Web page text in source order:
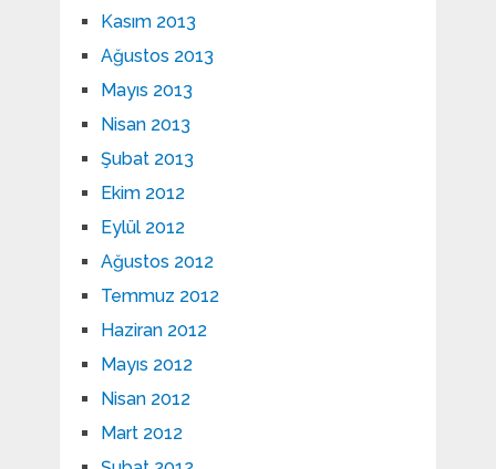
Kasım 2013
Ağustos 2013
Mayıs 2013
Nisan 2013
Şubat 2013
Ekim 2012
Eylül 2012
Ağustos 2012
Temmuz 2012
Haziran 2012
Mayıs 2012
Nisan 2012
Mart 2012